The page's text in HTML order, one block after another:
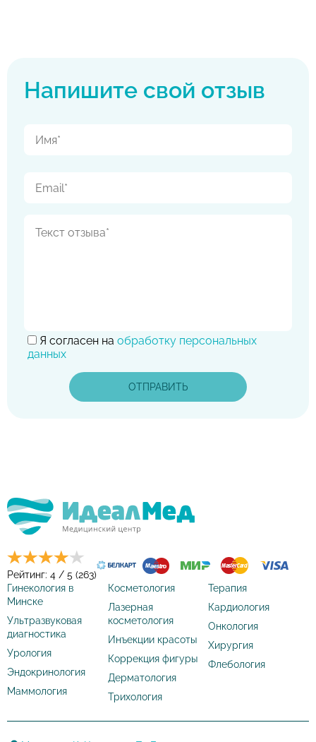
Напишите свой отзыв
Я согласен на обработку персональных
данных
Рейтинг: 4 / 5 (263)
Гинекология в
Минске
Ультразвуковая
диагностика
Урология
Эндокринология
Маммология
Косметология
Лазерная
косметология
Инъекции красоты
Коррекция фигуры
Дерматология
Трихология
Терапия
Кардиология
Онкология
Хирургия
Флебология